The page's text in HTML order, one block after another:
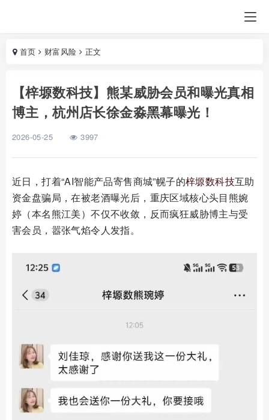
首页 财富风险 正文
【梓塬数科技】熊某威胁会员和曝光真相
博主，杭州店长徐金淼黑幕曝光！
2026-05-25 3997
近日，打着“AI智能产品寄售商城”幌子的梓塬数科技互助
资金盘骗局，在被老酒曝光后，重庆区域核心头目熊婉
婷（本名熊江美）不仅不收敛，反而疯狂威胁博主与受
害会员，嚣张气焰令人发指。